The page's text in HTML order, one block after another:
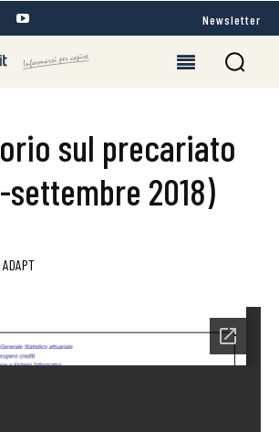
Newsletter
sul precariato
2018)
ADAPT